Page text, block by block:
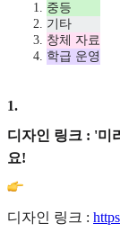
중등
기타
창체 자료
학급 운영
1.
디자인 링크 : '미
요!
디자인 링크 :